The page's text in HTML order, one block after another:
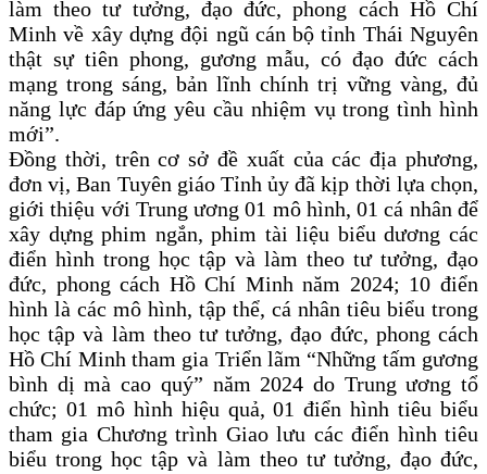
làm theo tư tưởng, đạo đức, phong cách Hồ Chí
Minh về xây dựng đội ngũ cán bộ tỉnh Thái Nguyên
thật sự tiên phong, gương mẫu, có đạo đức cách
mạng trong sáng, bản lĩnh chính trị vững vàng, đủ
năng lực đáp ứng yêu cầu nhiệm vụ trong tình hình
mới”.
Đồng thời, trên cơ sở đề xuất của các địa phương,
đơn vị, Ban Tuyên giáo Tỉnh ủy đã kịp thời lựa chọn,
giới thiệu với Trung ương 01 mô hình, 01 cá nhân để
xây dựng phim ngắn, phim tài liệu biểu dương các
điển hình trong học tập và làm theo tư tưởng, đạo
đức, phong cách Hồ Chí Minh năm 2024; 10 điển
hình là các mô hình, tập thể, cá nhân tiêu biểu trong
học tập và làm theo tư tưởng, đạo đức, phong cách
Hồ Chí Minh tham gia Triển lãm “Những tấm gương
bình dị mà cao quý” năm 2024 do Trung ương tổ
chức; 01 mô hình hiệu quả, 01 điển hình tiêu biểu
tham gia Chương trình Giao lưu các điển hình tiêu
biểu trong học tập và làm theo tư tưởng, đạo đức,